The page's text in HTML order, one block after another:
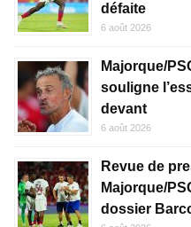
défaite
6 août 2026
Majorque/
souligne
devant
6 août 2026
Revue de
Majorque/
dossier